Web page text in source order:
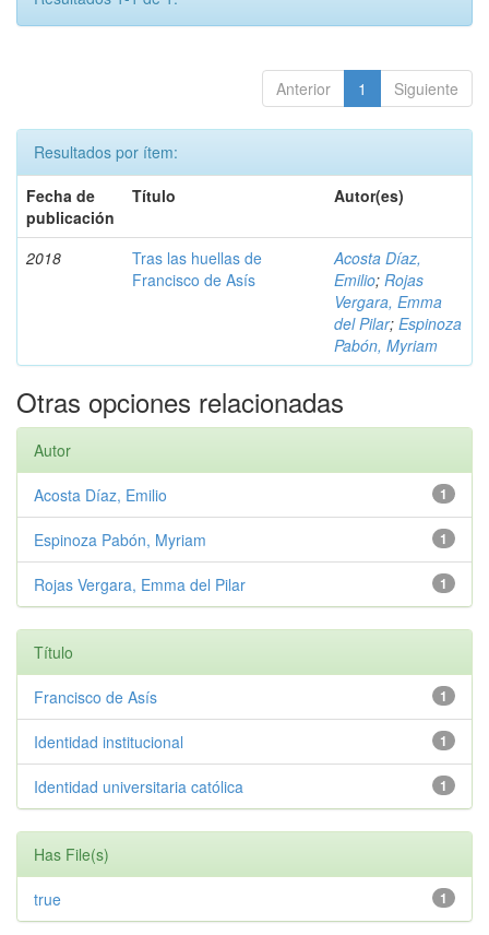
Anterior 1 Siguiente
Resultados por ítem:
Fecha de
publicación
Título Autor(es)
2018
Tras las huellas de
Francisco de Asís
Acosta Díaz,
Emilio; Rojas
Vergara, Emma
del Pilar; Espinoza
Pabón, Myriam
Otras opciones relacionadas
Autor
1
Acosta Díaz, Emilio
1
Espinoza Pabón, Myriam
1
Rojas Vergara, Emma del Pilar
Título
1
Francisco de Asís
1
Identidad institucional
1
Identidad universitaria católica
Has File(s)
1
true